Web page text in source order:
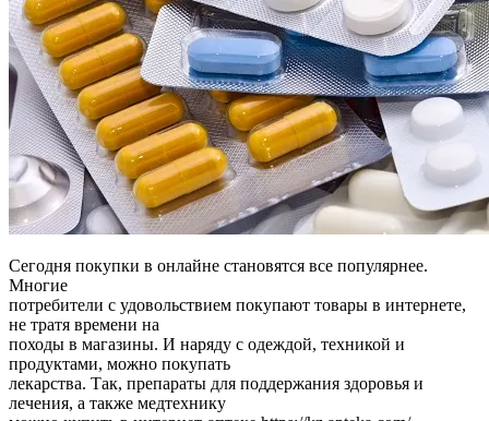
Сегодня покупки в онлайне становятся все популярнее.
Многие
потребители с удовольствием покупают товары в интернете,
не тратя времени на
походы в магазины. И наряду с одеждой, техникой и
продуктами, можно покупать
лекарства. Так, препараты для поддержания здоровья и
лечения, а также медтехнику